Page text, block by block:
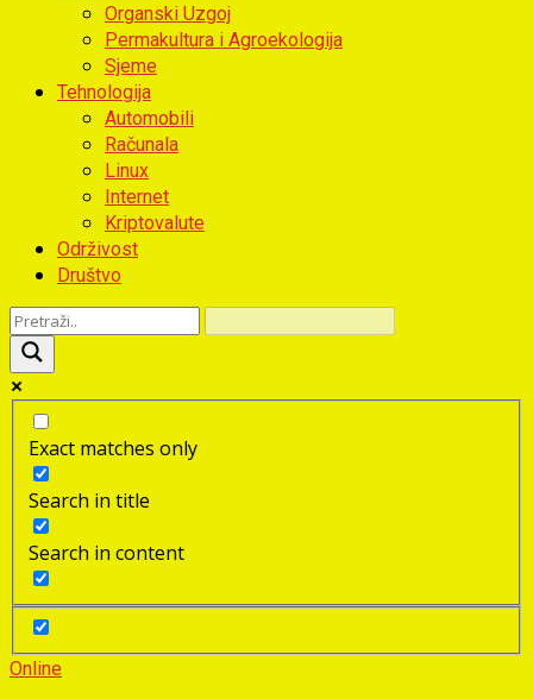
Organski Uzgoj
Permakultura i Agroekologija
Sjeme
Tehnologija
Automobili
Računala
Linux
Internet
Kriptovalute
Održivost
Društvo
Exact matches only
Search in title
Search in content
Online